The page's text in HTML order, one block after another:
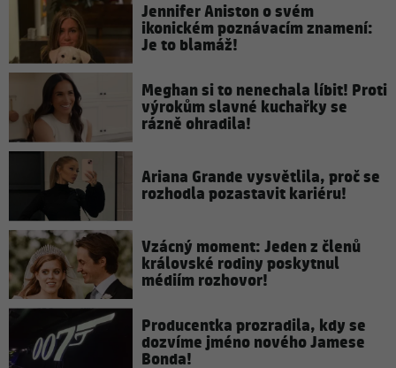
Jennifer Aniston o svém
ikonickém poznávacím znamení:
Je to blamáž!
Meghan si to nenechala líbit! Proti
výrokům slavné kuchařky se
rázně ohradila!
Ariana Grande vysvětlila, proč se
rozhodla pozastavit kariéru!
Vzácný moment: Jeden z členů
královské rodiny poskytnul
médiím rozhovor!
Producentka prozradila, kdy se
dozvíme jméno nového Jamese
Bonda!